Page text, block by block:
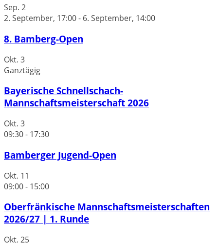
Sep. 2
2. September, 17:00- 6. September, 14:00
8. Bamberg-Open
Okt. 3
Ganztägig
Bayerische Schnellschach-
Mannschaftsmeisterschaft 2026
Okt. 3
09:30- 17:30
Bamberger Jugend-Open
Okt. 11
09:00- 15:00
Oberfränkische Mannschaftsmeisterschaften
2026/27 | 1. Runde
Okt. 25